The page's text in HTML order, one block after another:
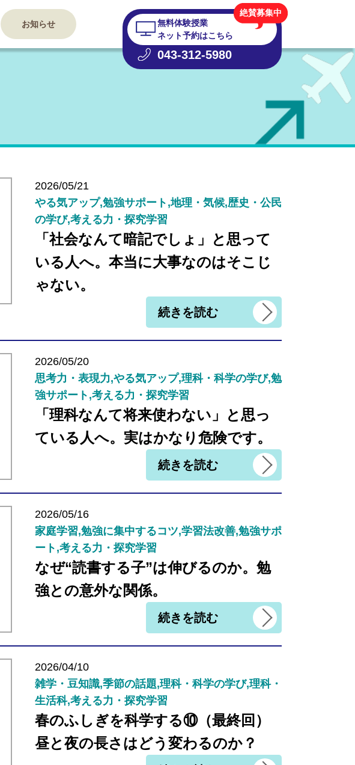
お知らせ
絶賛募集中
無料体験授業
ネット予約はこちら
043-312-5980
2026/05/21
やる気アップ,勉強サポート,地理・気候,歴史・公民
の学び,考える力・探究学習
「社会なんて暗記でしょ」と思って
いる人へ。本当に大事なのはそこじ
ゃない。
続きを読む
2026/05/20
思考力・表現力,やる気アップ,理科・科学の学び,勉
強サポート,考える力・探究学習
「理科なんて将来使わない」と思っ
ている人へ。実はかなり危険です。
続きを読む
2026/05/16
家庭学習,勉強に集中するコツ,学習法改善,勉強サポ
ート,考える力・探究学習
なぜ“読書する子”は伸びるのか。勉
強との意外な関係。
続きを読む
2026/04/10
雑学・豆知識,季節の話題,理科・科学の学び,理科・
生活科,考える力・探究学習
春のふしぎを科学する⑩（最終回）
昼と夜の長さはどう変わるのか？